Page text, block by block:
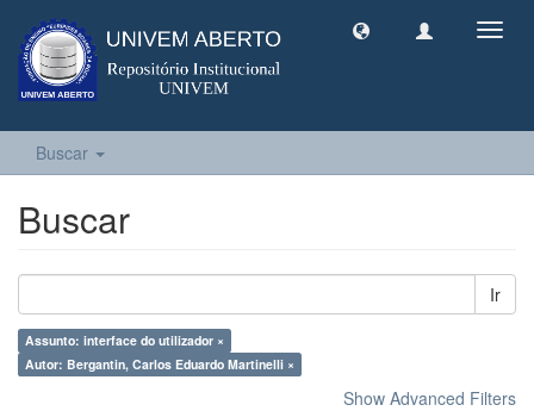
Buscar
Buscar
Ir
Assunto: interface do utilizador ×
Autor: Bergantin, Carlos Eduardo Martinelli ×
Show Advanced Filters